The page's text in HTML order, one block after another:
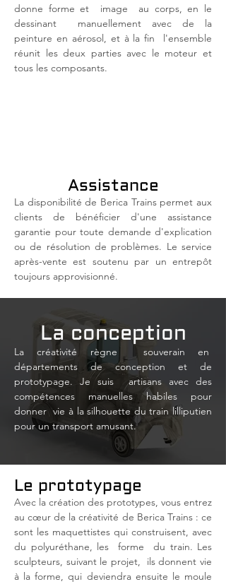
donne forme et
image
au corps, en le
dessinant
manuellement avec de la
peinture en aérosol, et à la fin
l'ensemble
réunit les deux parties avec le moteur et
tous les composants.
Assistance
La disponibilité de Berica Trains permet aux
clients de bénéficier d'une assistance
garantie pour toute demande d'explication
ou de résolution de problèmes. Le service
après-vente est soutenu par un entrepôt
toujours approvisionné.
La conception
La créativité règne
souverain en
départements de conception et de
prototypage. Je suis
artisans avec des
compétences manuelles habiles pour
donner vie à la silhouette du train lilliputien
pour un transport amusant.
Le prototypage
Avec la création des prototypes, vous entrez
au cœur de la créativité de Berica Trains : ce
sont les maquettistes qui construisent, avec
du polyuréthane, les
forme
du train. Les
sculpteurs, suivant le projet,
ils donnent vie
à la forme, qui deviendra ensuite le moule